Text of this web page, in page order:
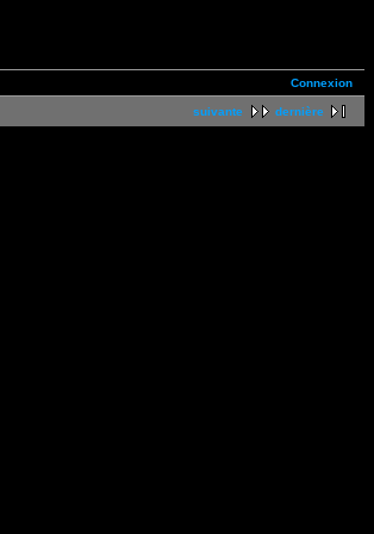
Connexion
suivante dernière